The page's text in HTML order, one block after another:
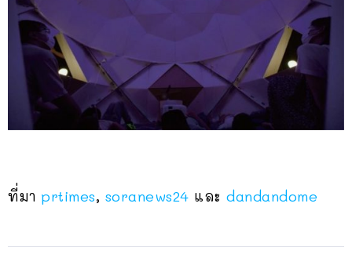
ที่มา prtimes, soranews24 และ dandandome